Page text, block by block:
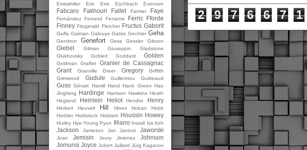
2 9 7 6 6 7 1
Emswhiller
Eris Erre Eschbach Evenson
Fabcaro Fakhouri Fallet Farmer Faye
Fernández Ferrand Ferrante Ferric Fforde
Finney Fitzgerald Fletcher Fructus Gaborit
Gafla Gaiman Galouye Gatiss Gechter Geha
Gendron Genefort Gess Gessler Gibson
Giebel Gilman Giuseppin
Gladstone
Glukhovsky
Gobled Goddard Golden
Goldman Graffet
Granier de Cassagnac
Grant
Granville Greer Gregory
Griffith
Grimwood
Gudule Guillermou Guitteaud
Guso Gévart Hamill Hand Hank Green Hao
Jingfang
Hardinge Harrison Hawkins Heath
Hegland
Heinlein Heliot Hendrix Henry
Herbert Heuvelt Hill Hines Hoban
Hobb
Hodder Holdstock Holstein Houssin Howey
Hurley Hye-Young Pyun Illiano Install Iss Itoh
Jackson Jameson Jan Janicot Jaworski
Jean Jemisin Jeury Jimenez
Johnson
Jomunsi Joyce Jubert Juillard Jürg Kaganov